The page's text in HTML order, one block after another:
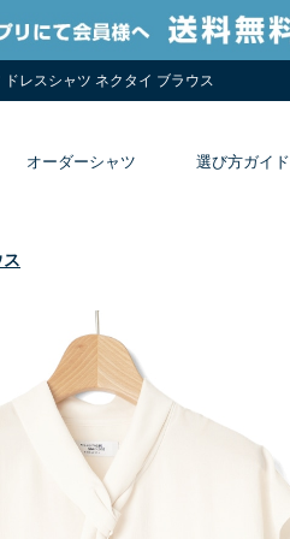
レスシャツ ネクタイ ブラウス
オーダーシャツ 選び方ガイド